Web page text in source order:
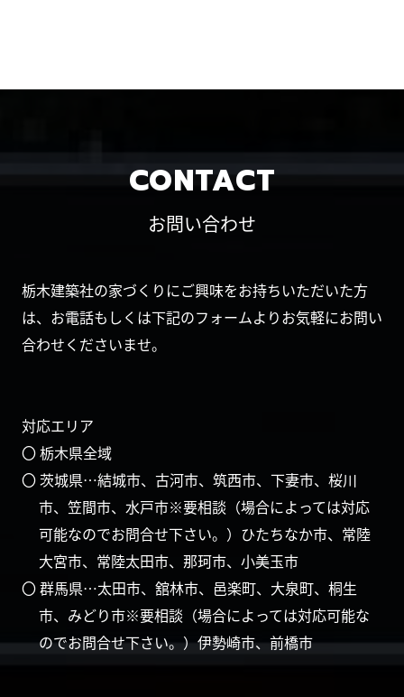
CONTACT
お問い合わせ
栃木建築社の家づくりにご興味をお持ちいただいた方
は、お電話もしくは下記のフォームよりお気軽にお問い
合わせくださいませ。
対応エリア
〇 栃木県全域
〇 茨城県…結城市、古河市、筑西市、下妻市、桜川
市、笠間市、水戸市※要相談（場合によっては対応
可能なのでお問合せ下さい。）ひたちなか市、常陸
大宮市、常陸太田市、那珂市、小美玉市
〇 群馬県…太田市、舘林市、邑楽町、大泉町、桐生
市、みどり市※要相談（場合によっては対応可能な
のでお問合せ下さい。）伊勢崎市、前橋市